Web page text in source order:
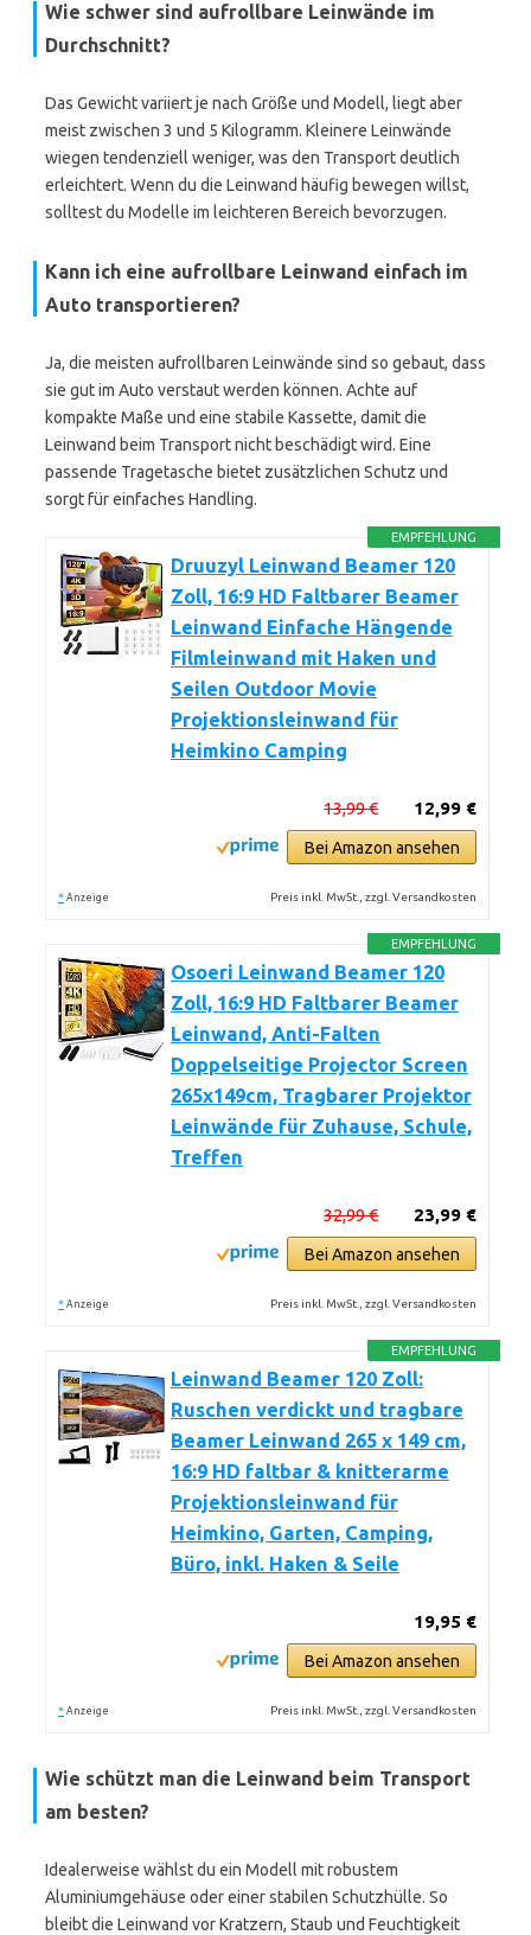
Wie schwer sind aufrollbare Leinwände im
Durchschnitt?
Das Gewicht variiert je nach Größe und Modell, liegt aber
meist zwischen 3 und 5 Kilogramm. Kleinere Leinwände
wiegen tendenziell weniger, was den Transport deutlich
erleichtert. Wenn du die Leinwand häufig bewegen willst,
solltest du Modelle im leichteren Bereich bevorzugen.
Kann ich eine aufrollbare Leinwand einfach im
Auto transportieren?
Ja, die meisten aufrollbaren Leinwände sind so gebaut, dass
sie gut im Auto verstaut werden können. Achte auf
kompakte Maße und eine stabile Kassette, damit die
Leinwand beim Transport nicht beschädigt wird. Eine
passende Tragetasche bietet zusätzlichen Schutz und
sorgt für einfaches Handling.
EMPFEHLUNG
Druuzyl Leinwand Beamer 120
Zoll, 16:9 HD Faltbarer Beamer
Leinwand Einfache Hängende
Filmleinwand mit Haken und
Seilen Outdoor Movie
Projektionsleinwand für
Heimkino Camping
12,99 €
13,99 €
Bei Amazon ansehen
* Anzeige Preis inkl. MwSt., zzgl. Versandkosten
EMPFEHLUNG
Osoeri Leinwand Beamer 120
Zoll, 16:9 HD Faltbarer Beamer
Leinwand, Anti-Falten
Doppelseitige Projector Screen
265x149cm, Tragbarer Projektor
Leinwände für Zuhause, Schule,
Treffen
23,99 €
32,99 €
Bei Amazon ansehen
* Anzeige Preis inkl. MwSt., zzgl. Versandkosten
EMPFEHLUNG
Leinwand Beamer 120 Zoll:
Ruschen verdickt und tragbare
Beamer Leinwand 265 x 149 cm,
16:9 HD faltbar & knitterarme
Projektionsleinwand für
Heimkino, Garten, Camping,
Büro, inkl. Haken & Seile
19,95 €
Bei Amazon ansehen
* Anzeige Preis inkl. MwSt., zzgl. Versandkosten
Wie schützt man die Leinwand beim Transport
am besten?
Idealerweise wählst du ein Modell mit robustem
Aluminiumgehäuse oder einer stabilen Schutzhülle. So
bleibt die Leinwand vor Kratzern, Staub und Feuchtigkeit